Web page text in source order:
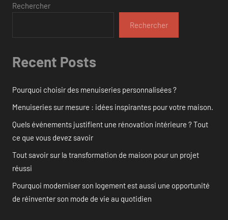
Rechercher
Rechercher
Recent Posts
Pourquoi choisir des menuiseries personnalisées ?
Menuiseries sur mesure : idées inspirantes pour votre maison.
Quels événements justifient une rénovation intérieure ? Tout
ce que vous devez savoir
Tout savoir sur la transformation de maison pour un projet
réussi
Pourquoi moderniser son logement est aussi une opportunité
de réinventer son mode de vie au quotidien